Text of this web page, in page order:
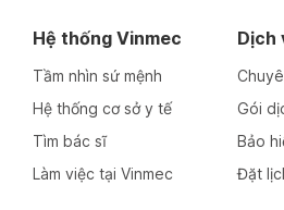
Hệ thống Vinmec
Tầm nhìn sứ mệnh
Hệ thống cơ sở y tế
Tìm bác sĩ
Làm việc tại Vinmec
Dịch
Gói
Bảo
Đặt